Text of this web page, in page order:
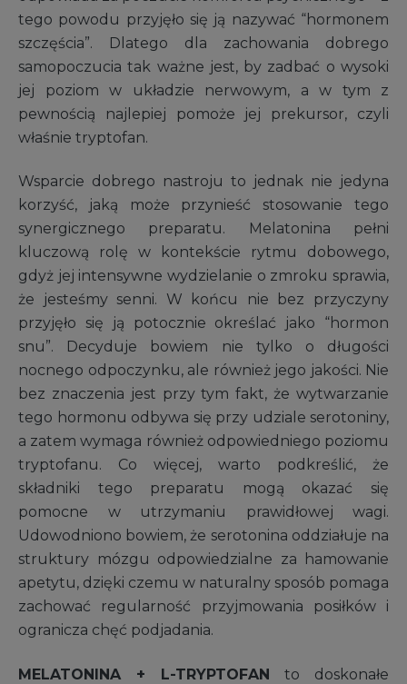
tego powodu przyjęło się ją nazywać “hormonem
szczęścia”. Dlatego dla zachowania dobrego
samopoczucia tak ważne jest, by zadbać o wysoki
jej poziom w układzie nerwowym, a w tym z
pewnością najlepiej pomoże jej prekursor, czyli
właśnie tryptofan.
Wsparcie dobrego nastroju to jednak nie jedyna
korzyść, jaką może przynieść stosowanie tego
synergicznego preparatu. Melatonina pełni
kluczową rolę w kontekście rytmu dobowego,
gdyż jej intensywne wydzielanie o zmroku sprawia,
że jesteśmy senni. W końcu nie bez przyczyny
przyjęło się ją potocznie określać jako “hormon
snu”. Decyduje bowiem nie tylko o długości
nocnego odpoczynku, ale również jego jakości. Nie
bez znaczenia jest przy tym fakt, że wytwarzanie
tego hormonu odbywa się przy udziale serotoniny,
a zatem wymaga również odpowiedniego poziomu
tryptofanu. Co więcej, warto podkreślić, że
składniki tego preparatu mogą okazać się
pomocne w utrzymaniu prawidłowej wagi.
Udowodniono bowiem, że serotonina oddziałuje na
struktury mózgu odpowiedzialne za hamowanie
apetytu, dzięki czemu w naturalny sposób pomaga
zachować regularność przyjmowania posiłków i
ogranicza chęć podjadania.
MELATONINA + L-TRYPTOFAN to doskonałe